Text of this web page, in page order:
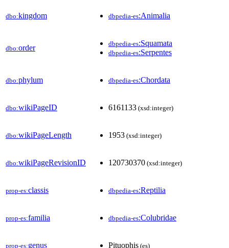
dbo:kingdom dbpedia-es:Animalia
dbo:order dbpedia-es:Squamata
dbpedia-es:Serpentes
dbo:phylum dbpedia-es:Chordata
dbo:wikiPageID 6161133 (xsd:integer)
dbo:wikiPageLength 1953 (xsd:integer)
dbo:wikiPageRevisionID 120730370 (xsd:integer)
prop-es:classis dbpedia-es:Reptilia
prop-es:familia dbpedia-es:Colubridae
prop-es:genus Pituophis (es)